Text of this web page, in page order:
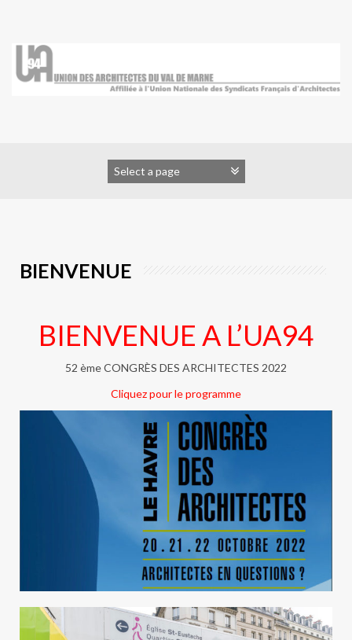
BIENVENUE
BIENVENUE A L’UA94
52 ème CONGRÈS DES ARCHITECTES 2022
Cliquez pour le programme